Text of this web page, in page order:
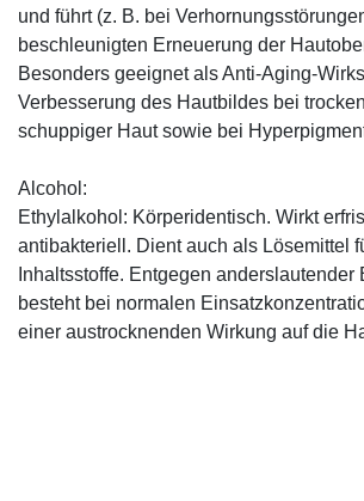
und führt (z. B. bei
beschleunigten Erneuerung der
Besonders geeignet als Anti-Aging-
Verbesserung des Hautbildes bei
schuppiger Haut sowie bei
Alcohol:
Ethylalkohol: Körperidentisch. Wirkt
antibakteriell. Dient auch als Lösemittel
Inhaltsstoffe. Entgegen anderslautender
besteht bei normalen
einer austrocknenden Wirkung auf die